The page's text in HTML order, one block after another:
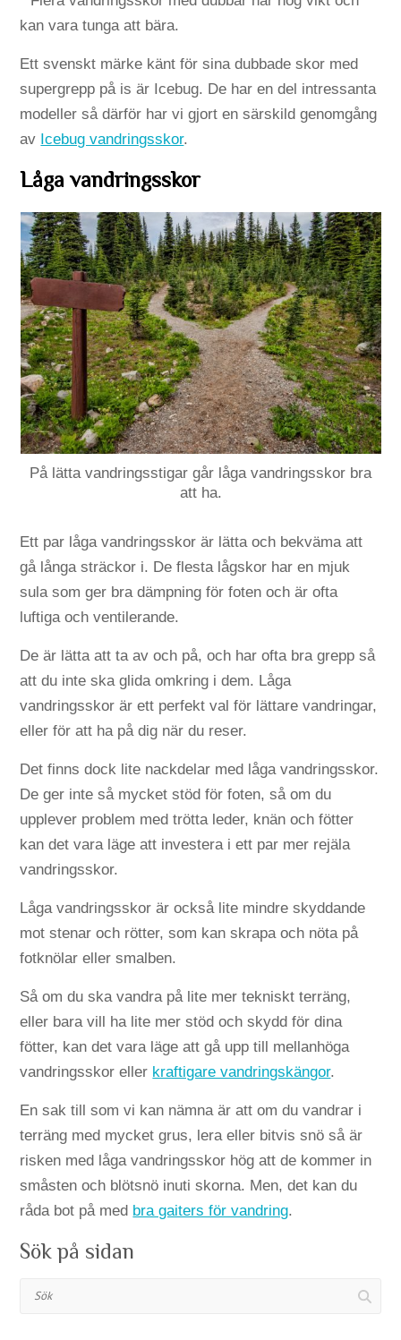
kan vara tunga att bära.
Ett svenskt märke känt för sina dubbade skor med
supergrepp på is är Icebug. De har en del intressanta
modeller så därför har vi gjort en särskild genomgång
av Icebug vandringsskor.
Låga vandringsskor
På lätta vandringsstigar går låga vandringsskor bra
att ha.
Ett par låga vandringsskor är lätta och bekväma att
gå långa sträckor i. De flesta lågskor har en mjuk
sula som ger bra dämpning för foten och är ofta
luftiga och ventilerande.
De är lätta att ta av och på, och har ofta bra grepp så
att du inte ska glida omkring i dem. Låga
vandringsskor är ett perfekt val för lättare vandringar,
eller för att ha på dig när du reser.
Det finns dock lite nackdelar med låga vandringsskor.
De ger inte så mycket stöd för foten, så om du
upplever problem med trötta leder, knän och fötter
kan det vara läge att investera i ett par mer rejäla
vandringsskor.
Låga vandringsskor är också lite mindre skyddande
mot stenar och rötter, som kan skrapa och nöta på
fotknölar eller smalben.
Så om du ska vandra på lite mer tekniskt terräng,
eller bara vill ha lite mer stöd och skydd för dina
fötter, kan det vara läge att gå upp till mellanhöga
vandringsskor eller kraftigare vandringskängor.
En sak till som vi kan nämna är att om du vandrar i
terräng med mycket grus, lera eller bitvis snö så är
risken med låga vandringsskor hög att de kommer in
småsten och blötsnö inuti skorna. Men, det kan du
råda bot på med bra gaiters för vandring.
Sök på sidan
Sök